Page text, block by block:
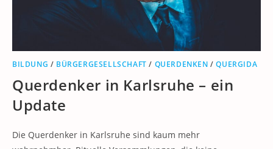
BILDUNG / BÜRGERGESELLSCHAFT / QUERDENKEN /QUERGIDA
Querdenker in Karlsruhe – ein
Update
Die Querdenker in Karlsruhe sind kaum mehr